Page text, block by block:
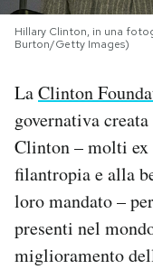
I MIEI PREFERITI
CALENDARIO
AREA
Area Personale
Newsletter
Hillary Clinton, in una
Burton/Getty Images)
LaClinton
governativa
Clinton – molti ex
filantropia e alla
loro mandato –
presenti nel
miglioramento